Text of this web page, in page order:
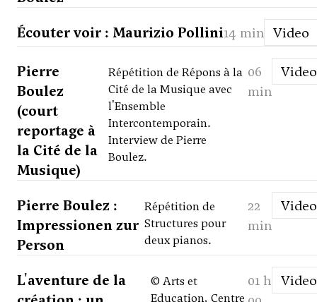
Écouter voir : Maurizio Pollini14 min Video
Pierre
Boulez
(court
reportage à
la Cité de la
Musique)
Répétition de Répons à la
Cité de la Musique avec
l'Ensemble
Intercontemporain.
Interview de Pierre
Boulez.
06
min
Video
Pierre Boulez :
Impressionen zur
Person
Répétition de
Structures pour
deux pianos.
22
min
Video
L'aventure de la
© Arts et
Education, Centre
01 h
Video